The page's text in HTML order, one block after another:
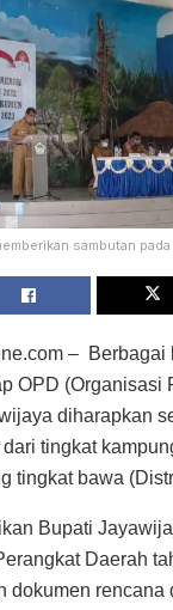
sambutan
– Berbagai
OPD (Organisasi
diharapkan
tingkat
tingkat bawa
Bupati
Daerah
dokumen rencana